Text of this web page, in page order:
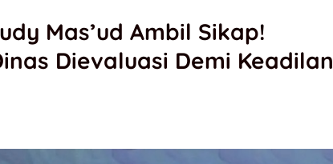
Mas’ud Ambil Sikap!
Dievaluasi Demi Keadilan